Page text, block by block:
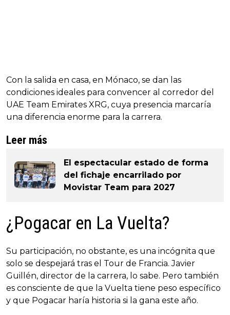
Con la salida en casa, en Mónaco, se dan las
condiciones ideales para convencer al corredor del
UAE Team Emirates XRG, cuya presencia marcaría
una diferencia enorme para la carrera.
Leer más
El espectacular estado de forma
del fichaje encarrilado por
Movistar Team para 2027
¿Pogacar en La Vuelta?
Su participación, no obstante, es una incógnita que
solo se despejará tras el Tour de Francia. Javier
Guillén, director de la carrera, lo sabe. Pero también
es consciente de que la Vuelta tiene peso específico
y que Pogacar haría historia si la gana este año.